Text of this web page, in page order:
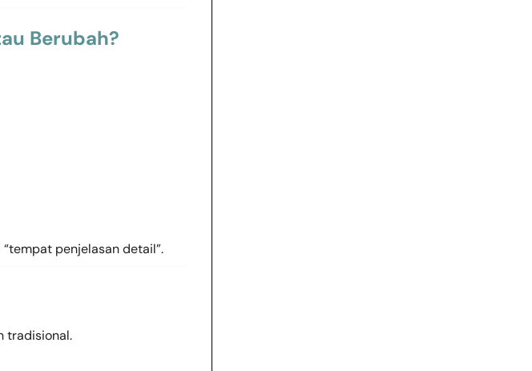
Berubah?
penjelasan detail”.
tradisional.